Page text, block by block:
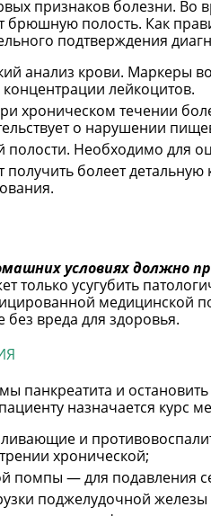
признаков болезни. Во
брюшную полость. Как
подтверждения
анализ крови. Маркеры
лейкоцитов.
хроническом течении
о нарушении
Необходимо для
болеет
условиях должно
только усугубить
медицинской
без вреда для здоровья.
панкреатита и
назначается курс
и
хронической;
помпы — для подавления
поджелудочной